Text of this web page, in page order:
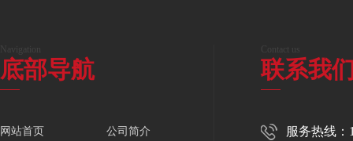
底部导航
网站首页 公司简介
联系我
服务热线：